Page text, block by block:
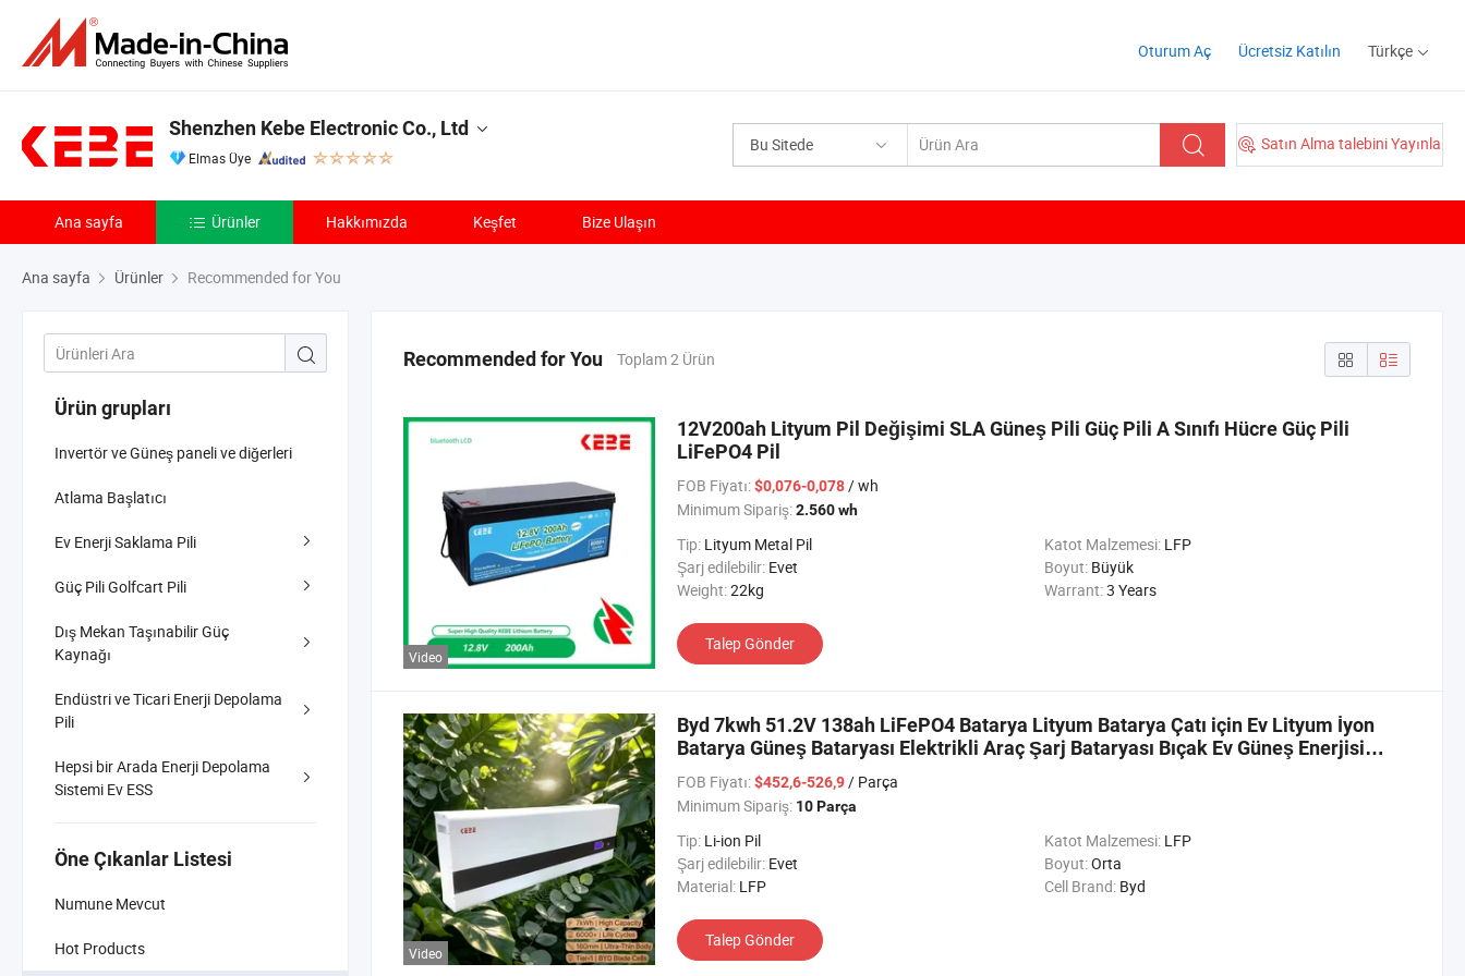
Oturum Aç Ücretsiz Katılın Türkçe
Bu Sitede Satın Alma talebini Yayınla
Shenzhen Kebe Electronic Co., Ltd
Elmas Üye
Ana sayfa Ürünler Hakkımızda Keşfet Bize Ulaşın
Ana sayfa Ürünler Recommended for You
Ürün grupları
Invertör ve Güneş paneli ve diğerleri
Atlama Başlatıcı
Ev Enerji Saklama Pili
Güç Pili Golfcart Pili
Dış Mekan Taşınabilir Güç
Kaynağı
Endüstri ve Ticari Enerji Depolama
Pili
Hepsi bir Arada Enerji Depolama
Sistemi Ev ESS
Öne Çıkanlar Listesi
Numune Mevcut
Hot Products
Recommended for You Toplam 2 Ürün
Video
12V200ah Lityum Pil Değişimi SLA Güneş Pili Güç Pili A Sınıfı Hücre Güç Pili
LiFePO4 Pil
FOB Fiyatı:$0,076-0,078/ wh
Minimum Sipariş:2.560 wh
Tip: Lityum Metal Pil Katot Malzemesi: LFP
Şarj edilebilir: Evet Boyut: Büyük
Weight:22kg Warrant:3 Years
Talep Gönder
Video
Byd 7kwh 51.2V 138ah LiFePO4 Batarya Lityum Batarya Çatı için Ev Lityum İyon
Batarya Güneş Bataryası Elektrikli Araç Şarj Bataryası Bıçak Ev Güneş Enerjisi
FOB Fiyatı:$452,6-526,9/ Parça
Minimum Sipariş: 10 Parça
Tip: Li-ion Pil Katot Malzemesi: LFP
Şarj edilebilir: Evet Boyut:Orta
Material: LFP Cell Brand: Byd
Talep Gönder